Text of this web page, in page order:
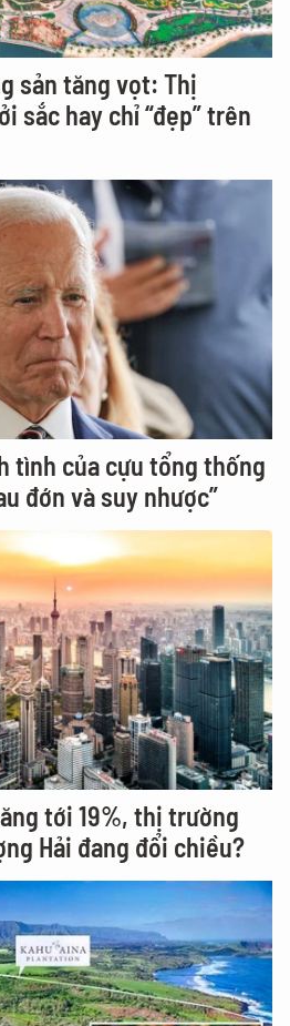
sản tăng vọt: Thị
sắc hay chỉ “đẹp” trên
tình của cựu tổng thống
đớn và suy nhược”
tới 19%, thị trường
Hải đang đổi chiều?